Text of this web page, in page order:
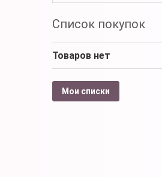
Список покупок
Товаров нет
Мои списки